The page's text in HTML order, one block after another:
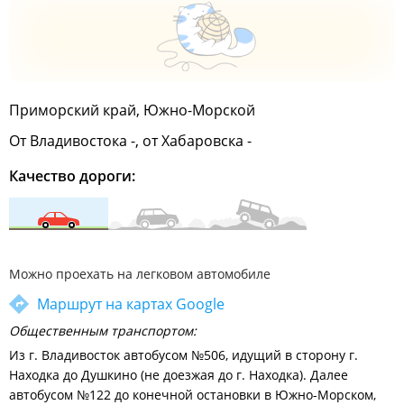
Приморский край, Южно-Морской
От Владивостока -, от Хабаровска -
Качество дороги:
Можно проехать на легковом автомобиле
Маршрут на картах Google
Общественным транспортом:
Из г. Владивосток автобусом №506, идущий в сторону г.
Находка до Душкино (не доезжая до г. Находка). Далее
автобусом №122 до конечной остановки в Южно-Морском,